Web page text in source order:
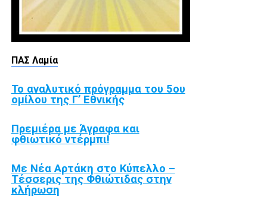
ΠΑΣ Λαμία
Το αναλυτικό πρόγραμμα του 5ου
ομίλου της Γ’ Εθνικής
Πρεμιέρα με Άγραφα και
φθιωτικό ντέρμπι!
Με Νέα Αρτάκη στο Κύπελλο –
Τέσσερις της Φθιώτιδας στην
κλήρωση